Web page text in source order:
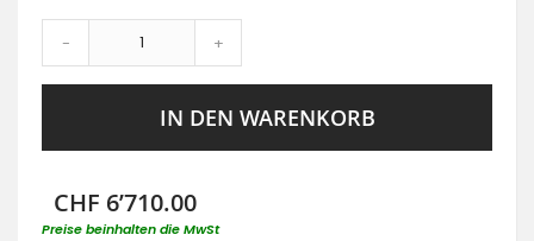
- +
IN DEN WARENKORB
CHF 6’710.00
Preise beinhalten die MwSt